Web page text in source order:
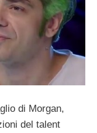
di Morgan,
del talent